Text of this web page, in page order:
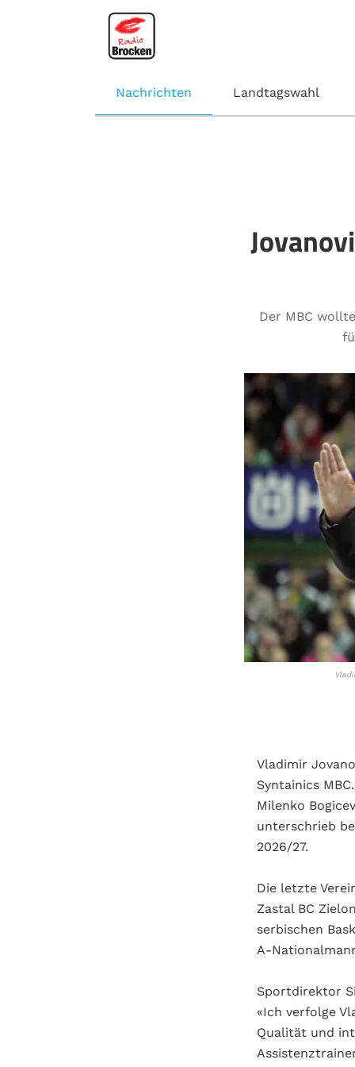
Nachrichten Landtagswahl
Der MBC
Vladimir
Syntainics
Milenko
unterschrieb
2026/27.
Die letzte
Zastal BC
serbischen
Sportdirektor
«Ich verfolge
Qualität und